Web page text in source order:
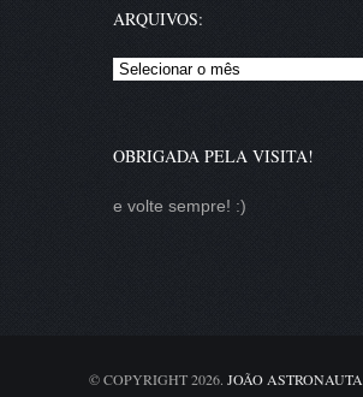
ARQUIVOS:
Arquivos:
OBRIGADA PELA VISITA!
e volte sempre! :)
© COPYRIGHT 2026. JOÃO ASTRONAUTA